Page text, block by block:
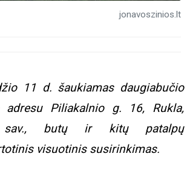
jonavoszinios.lt
11 d. šaukiamas daugiabučio
adresu Piliakalnio g. 16, Rukla,
butų ir kitų patalpų
visuotinis susirinkimas.